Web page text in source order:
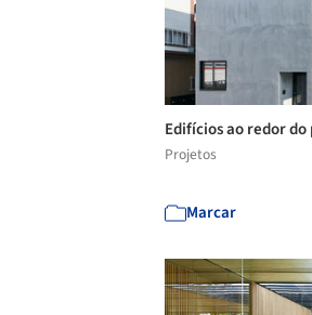
Edifícios ao redor do
Projetos
Marcar